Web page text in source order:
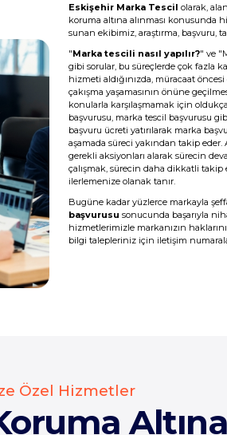
Eskişehir Marka Tescil olarak,
koruma altına alınması konusunda
sunan ekibimiz, araştırma, başvuru,
"Marka tescili nasıl yapılır?" ve
gibi sorular, bu süreçlerde çok fazla
hizmeti aldığınızda, müracaat
çakışma yaşamasının önüne
konularla karşılaşmamak için
başvurusu, marka tescil başvurusu
başvuru ücreti yatırılarak marka
aşamada süreci yakından takip eder.
gerekli aksiyonları alarak sürecin
çalışmak, sürecin daha dikkatli
ilerlemenize olanak tanır.
Bugüne kadar yüzlerce markayla
başvurusu sonucunda başarıyla
hizmetlerimizle markanızın
bilgi talepleriniz için iletişim
Özel Hizmetler